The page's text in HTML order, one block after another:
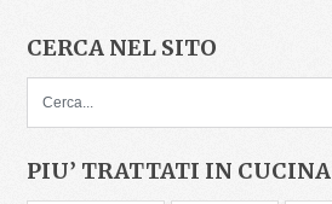
CERCA NEL SITO
PIU’ TRATTATI IN CUCINA